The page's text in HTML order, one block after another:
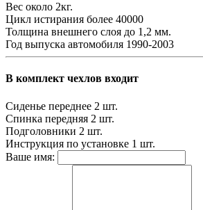
Вес около 2кг.
Цикл истирания более 40000
Толщина внешнего слоя до 1,2 мм.
Год выпуска автомобиля 1990-2003
В комплект чехлов входит
Сиденье переднее 2 шт.
Спинка передняя 2 шт.
Подголовники 2 шт.
Инструкция по установке 1 шт.
Ваше имя: